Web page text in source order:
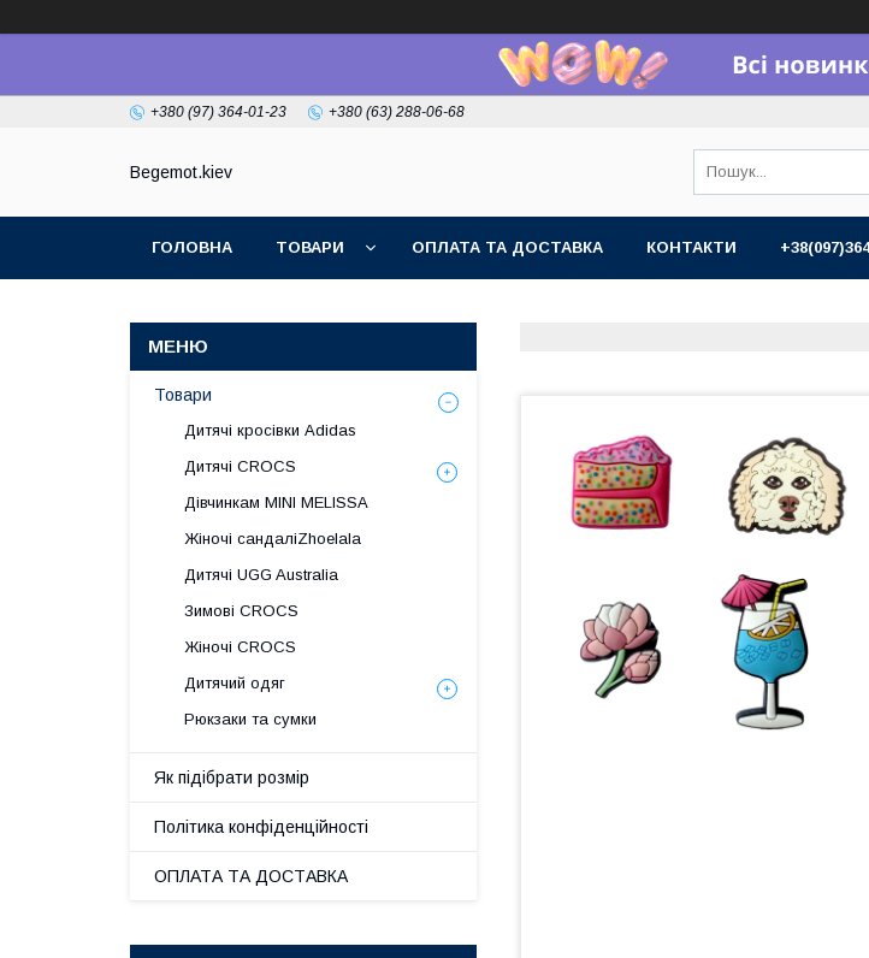
+380 (97) 364-01-23 +380 (63) 288-06-68
Begemot.kiev
ГОЛОВНА ТОВАРИ ОПЛАТА ТА ДОСТАВКА КОНТАКТИ
Товари
Дитячі кросівки Adidas
Дитячі CROCS
Дівчинкам MINI MELISSA
Жіночі сандаліZhoelala
Дитячі UGG Australia
Зимові CROCS
Жіночі CROCS
Дитячий одяг
Рюкзаки та сумки
Як підібрати розмір
Політика конфіденційності
ОПЛАТА ТА ДОСТАВКА